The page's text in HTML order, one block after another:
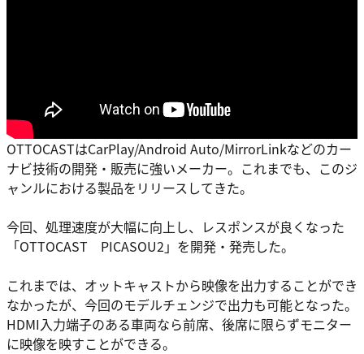
OTTOCASTはCarPlay/Android Auto/MirrorLinkなどのカー
ナビ技術の開発・販売に強いメーカー。これまでも、このジ
ャンルにおける製品をリリースしてきた。
今回、処理速度が大幅に向上し、レスポンスが良くなった
「OTTOCAST PICASOU2」を開発・発売した。
これまでは、オットキャストから映像を出力することができ
なかったが、今回のモデルチェンジで出力も可能となった。
HDMI入力端子のある車両なら前席、後席に限らずモニター
に映像を映すことができる。